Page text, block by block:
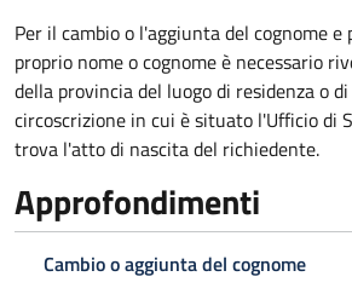
Per il cambio o l'aggiunta del cognome e
proprio nome o cognome è necessario
della provincia del luogo di residenza o
circoscrizione in cui è situato l'Ufficio di
trova l'atto di nascita del richiedente.
Approfondimenti
Cambio o aggiunta del cognome